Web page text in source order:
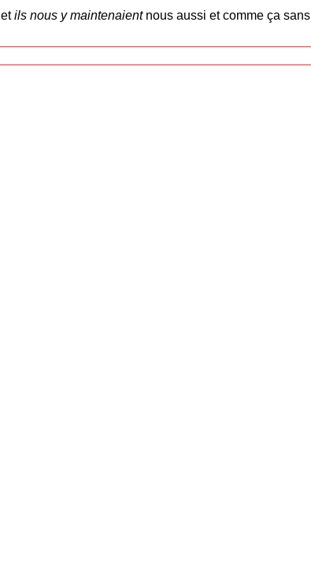
etils nous y maintenaient nous aussi et comme ça sans